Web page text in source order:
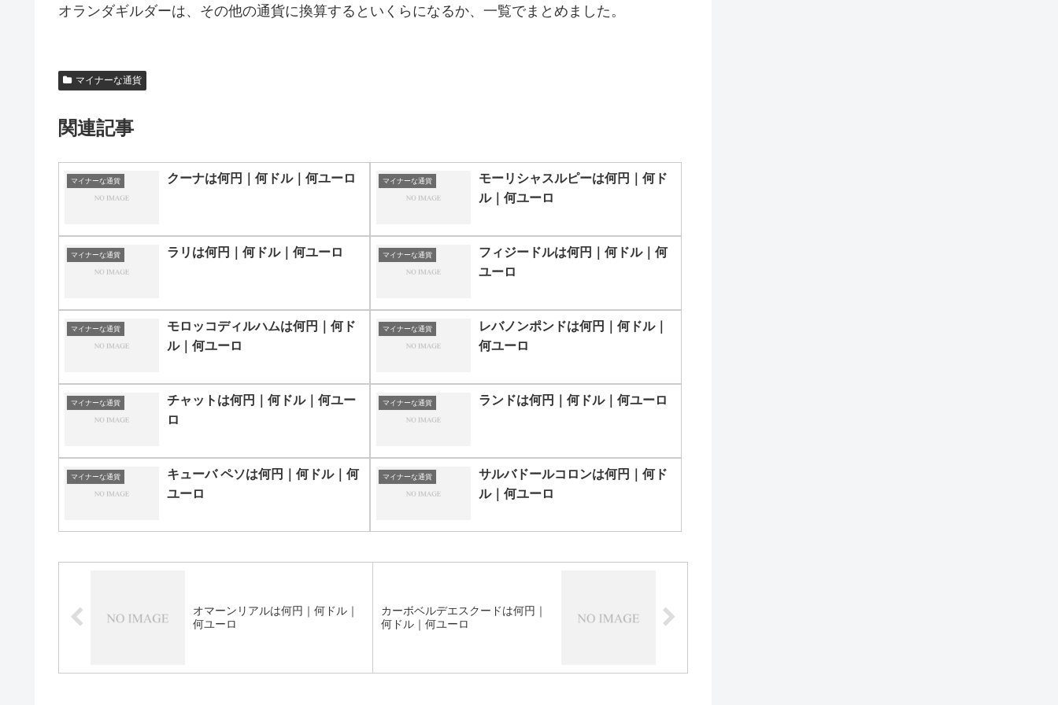
オランダギルダーは、その他の通貨に換算するといくらになるか、一覧でまとめました。
マイナーな通貨
関連記事
マイナーな通貨 クーナは何円｜何ドル｜何ユーロ マイナーな通貨
モーリシャスルピーは何円｜何ド
ル｜何ユーロ
マイナーな通貨 ラリは何円｜何ドル｜何ユーロ マイナーな通貨
フィジードルは何円｜何ドル｜何
ユーロ
マイナーな通貨
モロッコディルハムは何円｜何ド
ル｜何ユーロ
マイナーな通貨
レバノンポンドは何円｜何ドル｜
何ユーロ
マイナーな通貨
チャットは何円｜何ドル｜何ユー
ロ
マイナーな通貨 ランドは何円｜何ドル｜何ユーロ
マイナーな通貨
キューバ ペソは何円｜何ドル｜何
ユーロ
マイナーな通貨
サルバドールコロンは何円｜何ド
ル｜何ユーロ
オマーンリアルは何円｜何ドル｜
何ユーロ
カーボベルデエスクードは何円｜
何ドル｜何ユーロ